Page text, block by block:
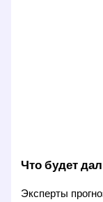
Что будет
Эксперты